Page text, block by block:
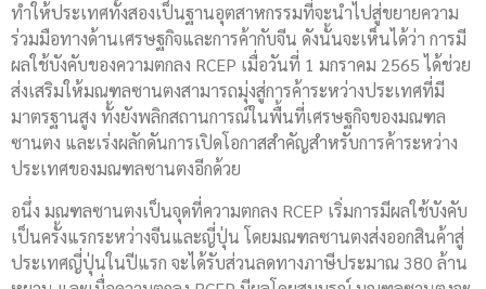
ทำให้ประเทศทั้งสองเป็นฐานอุตสาหกรรมที่จะนำไปสู่ขยายความ
ร่วมมือทางด้านเศรษฐกิจและการค้ากับจีน ดังนั้นจะเห็นได้ว่า การมี
ผลใช้บังคับของความตกลง RCEP เมื่อวันที่ 1 มกราคม 2565 ได้ช่วย
ส่งเสริมให้มณฑลซานตงสามารถมุ่งสู่การค้าระหว่างประเทศที่มี
มาตรฐานสูง ทั้งยังพลิกสถานการณ์ในพื้นที่เศรษฐกิจของมณฑล
ซานตง และเร่งผลักดันการเปิดโอกาสสำคัญสำหรับการค้าระหว่าง
ประเทศของมณฑลซานตงอีกด้วย
อนึ่ง มณฑลซานตงเป็นจุดที่ความตกลง RCEP เริ่มการมีผลใช้บังคับ
เป็นครั้งแรกระหว่างจีนและญี่ปุ่น โดยมณฑลซานตงส่งออกสินค้าสู่
ประเทศญี่ปุ่นในปีแรก จะได้รับส่วนลดทางภาษีประมาณ 380 ล้าน